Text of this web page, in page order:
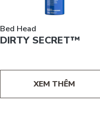
Bed Head
DIRTY SECRET™
XEM THÊM